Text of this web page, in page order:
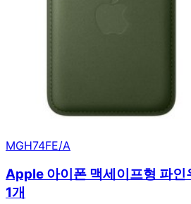
MGH74FE/A
Apple 아이폰 맥세이프형 파인
1개